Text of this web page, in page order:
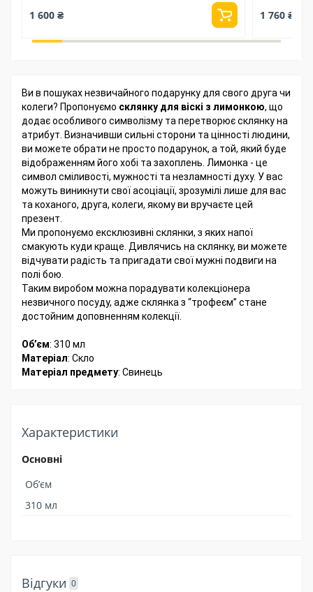
1 600 ₴ 1 760 ₴
Ви в пошуках незвичайного подарунку для свого друга чи
колеги? Пропонуємо склянку для віскі з лимонкою, що
додає особливого символізму та перетворює склянку на
атрибут. Визначивши сильні сторони та цінності людини,
ви можете обрати не просто подарунок, а той, який буде
відображенням його хобі та захоплень. Лимонка - це
символ сміливості, мужності та незламності духу. У вас
можуть виникнути свої асоціації, зрозумілі лише для вас
та коханого, друга, колеги, якому ви вручаєте цей
презент.
Ми пропонуємо ексклюзивні склянки, з яких напої
смакують куди краще. Дивлячись на склянку, ви можете
відчувати радість та пригадати свої мужні подвиги на
полі бою.
Таким виробом можна порадувати колекціонера
незвичного посуду, адже склянка з “трофеєм” стане
достойним доповненням колекції.
Об’єм: 310 мл
Матеріал: Скло
Матеріал предмету: Свинець
Характеристики
Основні
Об’єм
310 мл
Відгуки 0